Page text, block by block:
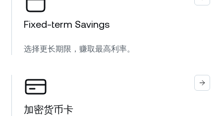
Fixed-term Savings
选择更长期限，赚取最高利率。
加密货币卡